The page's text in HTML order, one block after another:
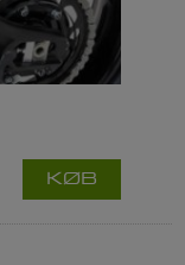
KØB